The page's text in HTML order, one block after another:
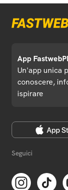
App
Un'app unica
conoscere,
ispirare
Seguici